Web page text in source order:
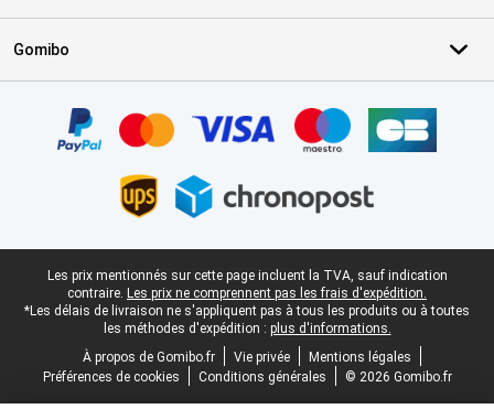
Gomibo
Pied-de-page légal
Les prix mentionnés sur cette page incluent la TVA, sauf indication
contraire. Les prix ne comprennent pas les frais d'expédition.
*Les délais de livraison ne s'appliquent pas à tous les produits ou à toutes
les méthodes d'expédition : plus d'informations.
À propos de Gomibo.fr
Vie privée
Mentions légales
Préférences de cookies
Conditions générales © 2026 Gomibo.fr